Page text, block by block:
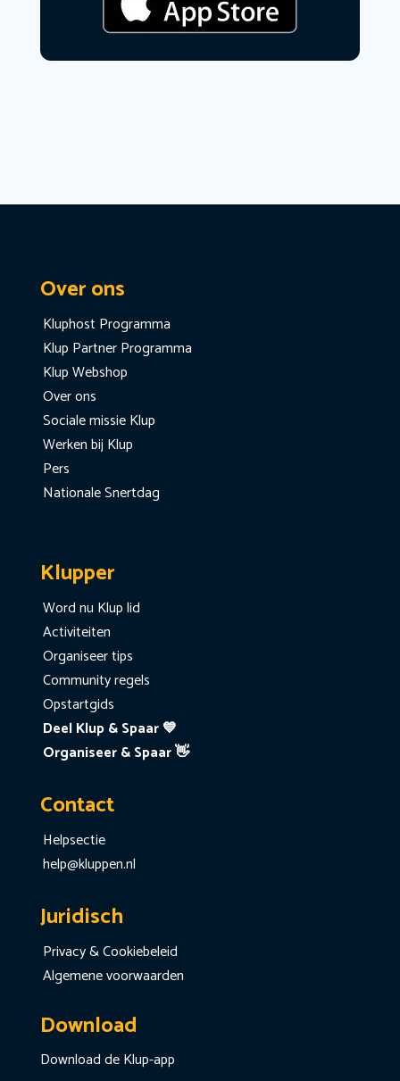
Over ons
Kluphost Programma
Klup Partner Programma
Klup Webshop
Over ons
Sociale missie Klup
Werken bij Klup
Pers
Nationale Snertdag
Klupper
Word nu Klup lid
Activiteiten
Organiseer tips
Community regels
Opstartgids
Deel Klup & Spaar 💙
Organiseer & Spaar 👋
Contact
Helpsectie
help@kluppen.nl
Juridisch
Privacy & Cookiebeleid
Algemene voorwaarden
Download
Download de Klup-app